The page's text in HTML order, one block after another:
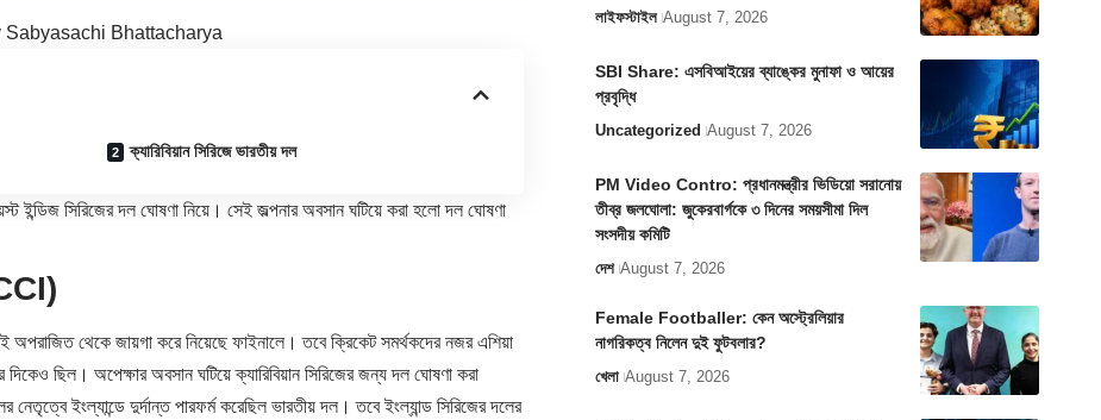
Sabyasachi Bhattacharya
ক্যারিবিয়ান সিরিজে ভারতীয় দল
ইন্ডিজ সিরিজের দল ঘোষণা নিয়ে। সেই জল্পনার অবসান ঘটিয়ে করা হলো দল ঘোষণা
থেকে জায়গা করে নিয়েছে ফাইনালে। তবে ক্রিকেট সমর্থকদের নজর এশিয়া
ছিল। অপেক্ষার অবসান ঘটিয়ে ক্যারিবিয়ান সিরিজের জন্য দল ঘোষণা করা
ইংল্যান্ডে দুর্দান্ত পারফর্ম করেছিল ভারতীয় দল। তবে ইংল্যান্ড সিরিজের দলের
লাইফস্টাইল August 7, 2026
SBI Share: এসবিআইয়ের ব্যাঙ্কের মুনাফা ও আয়ের
প্রবৃদ্ধি
Uncategorized August 7, 2026
PM Video Contro: প্রধানমন্ত্রীর ভিডিয়ো সরানোয়
তীব্র জলঘোলা: জুকেরবার্গকে ৩ দিনের সময়সীমা দিল
সংসদীয় কমিটি
দেশ August 7, 2026
Female Footballer: কেন অস্ট্রেলিয়ার
নাগরিকত্ব নিলেন দুই ফুটবলার?
খেলা August 7, 2026